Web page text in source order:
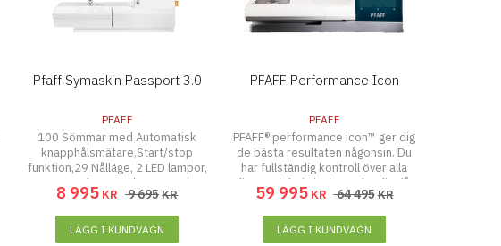
Pfaff Symaskin Passport 3.0
PFAFF
100 Sömmar med Automatisk
knapphålsmätare,Start/stop
funktion,29 Nålläge, 2 LED lampor,
bara 6,7 kg.
8 995 KR 9 695KR
LÄGG I KUNDVAGN
PFAFF Performance Icon
PFAFF
PFAFF® performance icon™ ger dig
de bästa resultaten någonsin. Du
har fullständig kontroll över alla
dina projekt in i minsta detalj – låt
dig imponeras av fantastiska
möjligheter.
59 995 KR 64 495KR
LÄGG I KUNDVAGN